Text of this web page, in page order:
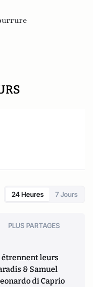
24 Heures 7 Jours
PLUS PARTAGES
étrennent leurs
& Samuel
di Caprio